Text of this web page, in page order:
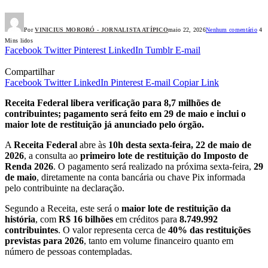
Por VINICIUS MORORÓ - JORNALISTA ATÍPICOmaio 22, 2026Nenhum comentário 4
Mins lidos
Facebook Twitter Pinterest LinkedIn Tumblr E-mail
Compartilhar
Facebook Twitter LinkedIn Pinterest E-mail Copiar Link
Receita Federal libera verificação para 8,7 milhões de
contribuintes; pagamento será feito em 29 de maio e inclui o
maior lote de restituição já anunciado pelo órgão.
A Receita Federal abre às 10h desta sexta-feira, 22 de maio de
2026, a consulta ao primeiro lote de restituição do Imposto de
Renda 2026. O pagamento será realizado na próxima sexta-feira, 29
de maio, diretamente na conta bancária ou chave Pix informada
pelo contribuinte na declaração.
Segundo a Receita, este será o maior lote de restituição da
história, com R$ 16 bilhões em créditos para 8.749.992
contribuintes. O valor representa cerca de 40% das restituições
previstas para 2026, tanto em volume financeiro quanto em
número de pessoas contempladas.